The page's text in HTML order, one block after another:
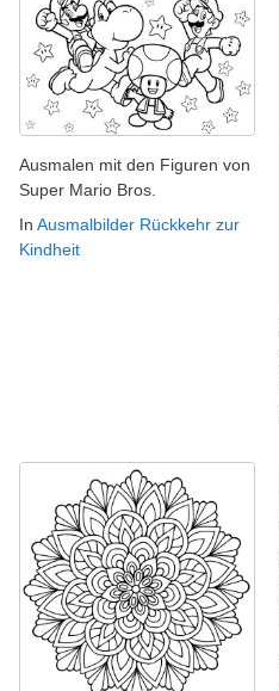
Ausmalen mit den Figuren von
Super Mario Bros.
In Ausmalbilder Rückkehr zur
Kindheit